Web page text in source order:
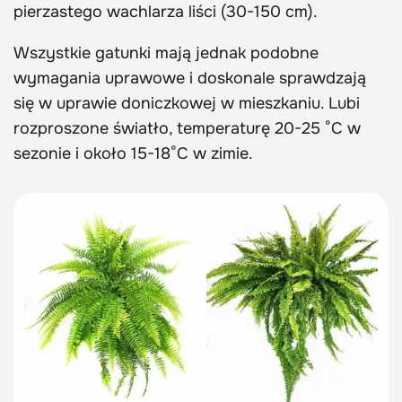
pierzastego wachlarza liści (30-150 cm).
Wszystkie gatunki mają jednak podobne
wymagania uprawowe i doskonale sprawdzają
się w uprawie doniczkowej w mieszkaniu. Lubi
rozproszone światło, temperaturę 20-25 °C w
sezonie i około 15-18°C w zimie.